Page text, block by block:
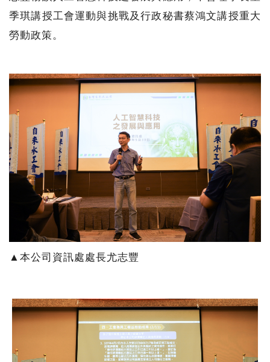
季琪講授工會運動與挑戰及行政秘書蔡鴻文講授重大
勞動政策。
▲本公司資訊處處長尤志豐